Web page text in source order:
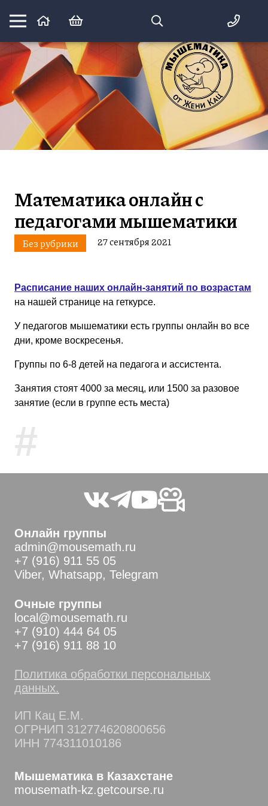
Математика вприпрыжку:
идеи и игры для детей и их родителей
Математика онлайн с
педагогами мышематики
Без рубрики 27 сентября 2021
Расписание наших онлайн-занятий по возрастам
на нашей странице на геткурсе.
У педагогов мышематики есть группы онлайн во все
дни, кроме воскресенья.
Группы по 6-8 детей на педагога и ассистента.
Занятия стоят 4000 за месяц, или 1500 за разовое
занятие (если в группе есть места)
#
Онлайн группы
admin@mousemath.ru
+7 (916) 911 55 05
Viber, Whatsapp, Telegram
Очные группы
local@mousemath.ru
+7 (910) 444 64 05
+7 (916) 911 88 10
Политика обработки персональных
данных.
ИП Кац Е.М.
ОГРНИП 312774620800656
ИНН 774311010186
Мышематика в Казахстане
mousemath-kz.getcourse.ru